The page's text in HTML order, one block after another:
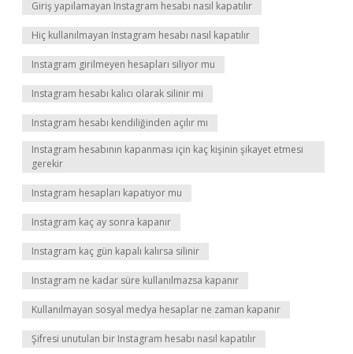
Giriş yapılamayan Instagram hesabı nasıl kapatılır
Hiç kullanılmayan Instagram hesabı nasıl kapatılır
Instagram girilmeyen hesapları siliyor mu
Instagram hesabı kalıcı olarak silinir mi
Instagram hesabı kendiliğinden açılır mı
Instagram hesabının kapanması için kaç kişinin şikayet etmesi
gerekir
Instagram hesapları kapatıyor mu
Instagram kaç ay sonra kapanır
Instagram kaç gün kapalı kalırsa silinir
Instagram ne kadar süre kullanılmazsa kapanır
Kullanılmayan sosyal medya hesaplar ne zaman kapanır
Şifresi unutulan bir Instagram hesabı nasıl kapatılır